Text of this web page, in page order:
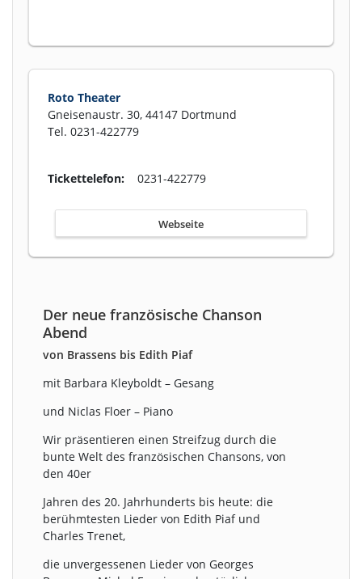
Roto Theater
Gneisenaustr. 30, 44147 Dortmund
Tel. 0231-422779
Tickettelefon: 0231-422779
Webseite
Der neue französische Chanson
Abend
von Brassens bis Edith Piaf
mit Barbara Kleyboldt – Gesang
und Niclas Floer – Piano
Wir präsentieren einen Streifzug durch die
bunte Welt des französischen Chansons, von
den 40er
Jahren des 20. Jahrhunderts bis heute: die
berühmtesten Lieder von Edith Piaf und
Charles Trenet,
die unvergessenen Lieder von Georges